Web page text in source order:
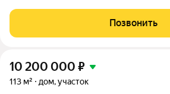
Дом построен в 2014 году из кирпича,
надёжность и
Позвонить
10 200 000 ₽
113 м² дом, участок